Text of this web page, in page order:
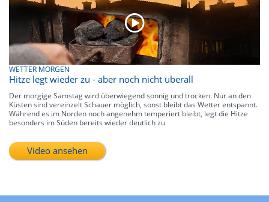
WETTER MORGEN
Hitze legt wieder zu - aber noch nicht überall
Der morgige Samstag wird überwiegend sonnig und trocken. Nur an den
Küsten sind vereinzelt Schauer möglich, sonst bleibt das Wetter entspannt.
Während es im Norden noch angenehm temperiert bleibt, legt die Hitze
besonders im Süden bereits wieder deutlich zu
Video ansehen